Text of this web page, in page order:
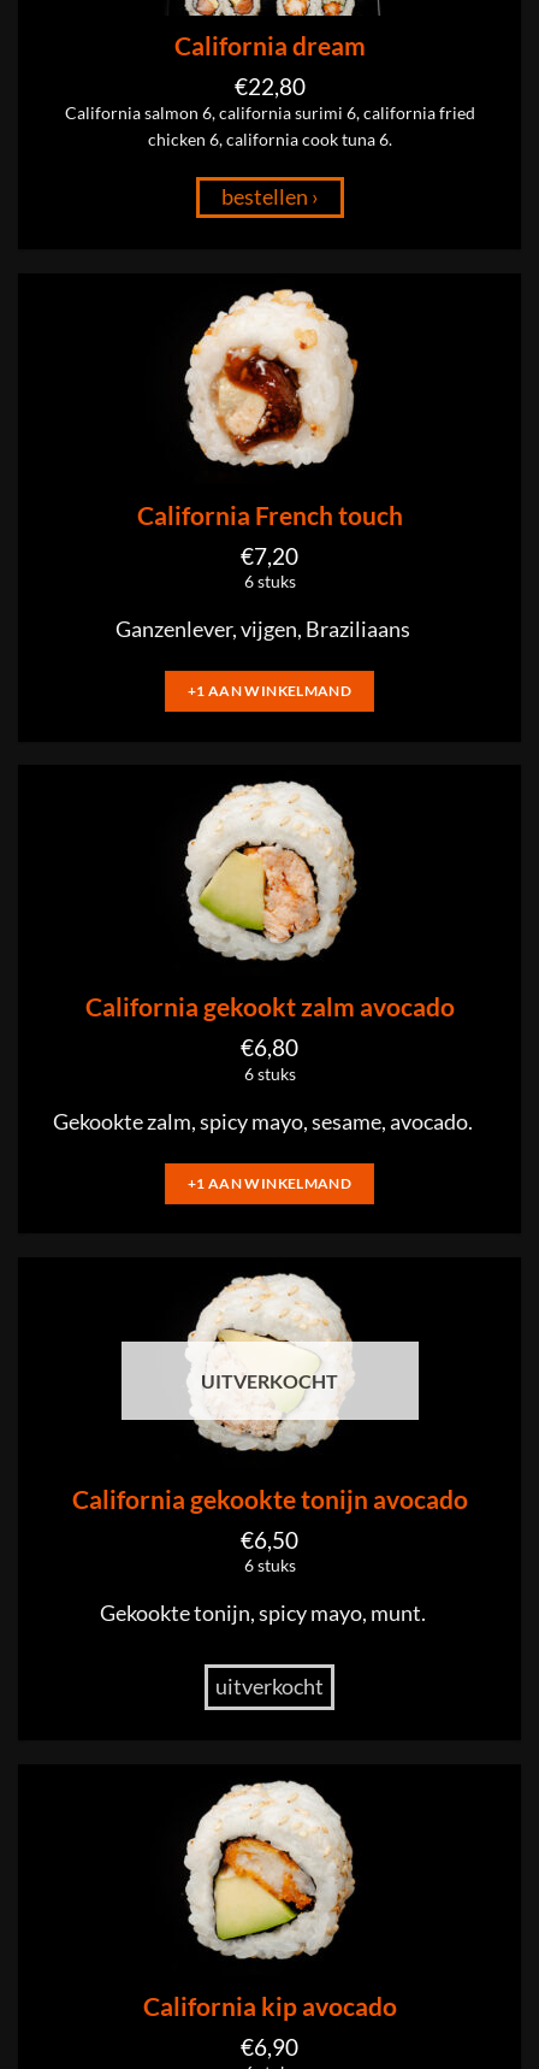
California dream
€22,80
California salmon 6, california surimi 6, california fried
chicken 6, california cook tuna 6.
bestellen ›
California French touch
€7,20
6 stuks
Ganzenlever, vijgen, Braziliaans
+1 AAN WINKELMAND
California gekookt zalm avocado
€6,80
6 stuks
Gekookte zalm, spicy mayo, sesame, avocado.
+1 AAN WINKELMAND
UITVERKOCHT
California gekookte tonijn avocado
€6,50
6 stuks
Gekookte tonijn, spicy mayo, munt.
uitverkocht
California kip avocado
€6,90